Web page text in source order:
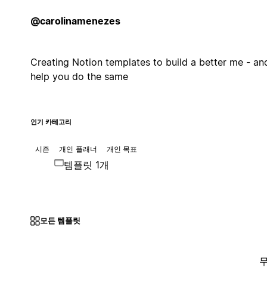
@carolinamenezes
Creating Notion templates to build a better me -
help you do the same
인기 카테고리
시즌 개인 플래너 개인 목표
템플릿 1개
모든 템플릿